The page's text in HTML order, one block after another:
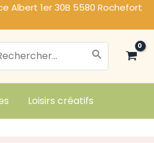
Albert 1er 30B 5580 Rochefort
Loisirs créatifs